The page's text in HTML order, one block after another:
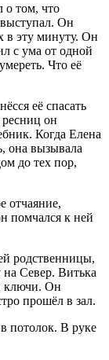
о том, что
выступал. Он
в эту минуту. Он
с ума от одной
Что её
её спасать
он
Когда Елена
она вызывала
до тех пор,
отчаяние,
помчался к ней
родственницы,
на Север. Витька
ключи. Он
прошёл в зал.
потолок. В руке